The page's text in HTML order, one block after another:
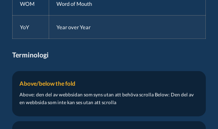
WOM Word of Mouth
YoY Year over Year
Terminologi
Above/below the fold
Above: den del av webbsidan som syns utan att behöva scrolla Below: Den del av
en webbsida som inte kan ses utan att scrolla